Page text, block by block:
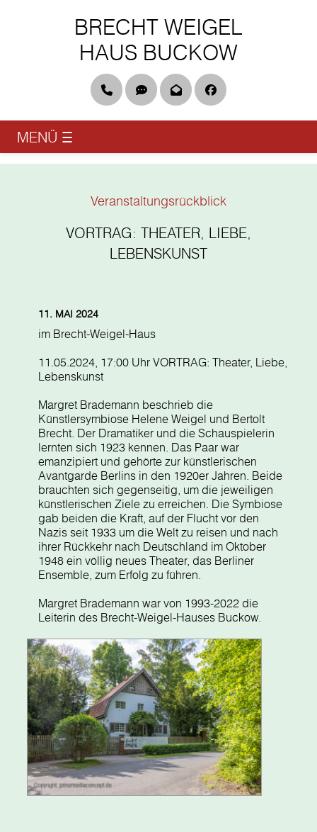
BRECHT WEIGEL
HAUS BUCKOW
Telefon DGS & Leichte Sprache
Newsletter
MENÜ ☰
Veranstaltungsrückblick
VORTRAG: THEATER, LIEBE,
LEBENSKUNST
11. MAI 2024
im Brecht-Weigel-Haus
11.05.2024, 17:00 Uhr VORTRAG: Theater, Liebe,
Lebenskunst
Margret Brademann beschrieb die
Künstlersymbiose Helene Weigel und Bertolt
Brecht. Der Dramatiker und die Schauspielerin
lernten sich 1923 kennen. Das Paar war
emanzipiert und gehörte zur künstlerischen
Avantgarde Berlins in den 1920er Jahren. Beide
brauchten sich gegenseitig, um die jeweiligen
künstlerischen Ziele zu erreichen. Die Symbiose
gab beiden die Kraft, auf der Flucht vor den
Nazis seit 1933 um die Welt zu reisen und nach
ihrer Rückkehr nach Deutschland im Oktober
1948 ein völlig neues Theater, das Berliner
Ensemble, zum Erfolg zu führen.
Margret Brademann war von 1993-2022 die
Leiterin des Brecht-Weigel-Hauses Buckow.